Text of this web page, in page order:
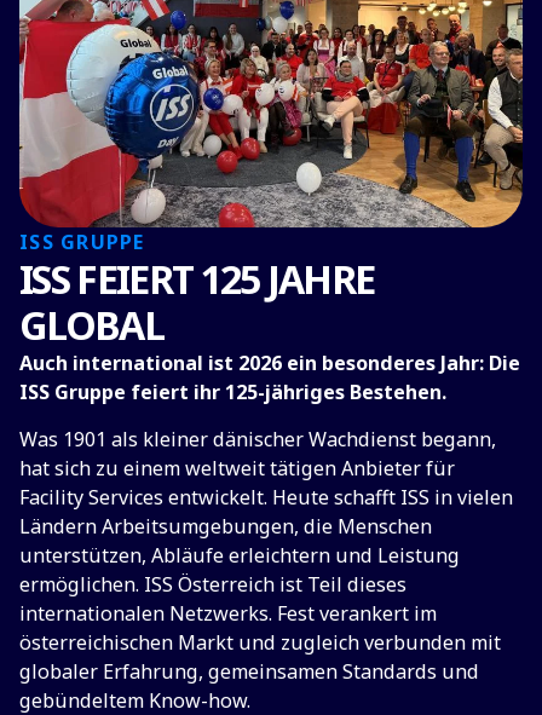
ISS GRUPPE
ISS FEIERT 125 JAHRE
GLOBAL
Auch international ist 2026 ein besonderes Jahr: Die
ISS Gruppe feiert ihr 125-jähriges Bestehen.
Was 1901 als kleiner dänischer Wachdienst begann,
hat sich zu einem weltweit tätigen Anbieter für
Facility Services entwickelt. Heute schafft ISS in vielen
Ländern Arbeitsumgebungen, die Menschen
unterstützen, Abläufe erleichtern und Leistung
ermöglichen. ISS Österreich ist Teil dieses
internationalen Netzwerks. Fest verankert im
österreichischen Markt und zugleich verbunden mit
globaler Erfahrung, gemeinsamen Standards und
gebündeltem Know-how.